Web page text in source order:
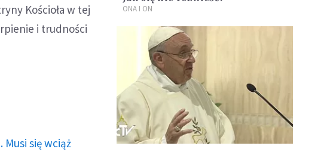
Kościoła w tej
i trudności
się wciąż
ONA I ON